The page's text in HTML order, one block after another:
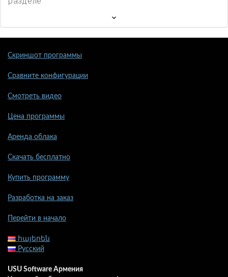
Скриншот программы
Сравните конфигурации
Смотреть видео
Цена программы
Аренда облака
Скачать бесплатно
Купить программу
Разработка на заказ
Перейти в начало
հայերեն
Русский
USU Software Армения